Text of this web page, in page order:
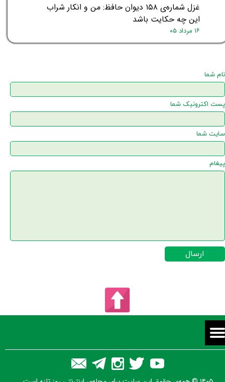
غزل شماره‌ی ۱۵۸ دیوان حافظ: من و انکار شراب
این چه حکایت باشد
۱۶ مرداد ۰۵
نام شما
پست اکترونیک شما
سایت شما
پیغام
ارسال